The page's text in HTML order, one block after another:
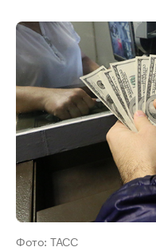
Фото: ТАСС